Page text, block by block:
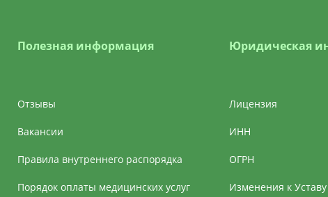
Полезная информация
Отзывы
Вакансии
Правила внутреннего распорядка
Порядок оплаты медицинских услуг
Юридическая
Лицензия
ИНН
ОГРН
Изменения к Уставу